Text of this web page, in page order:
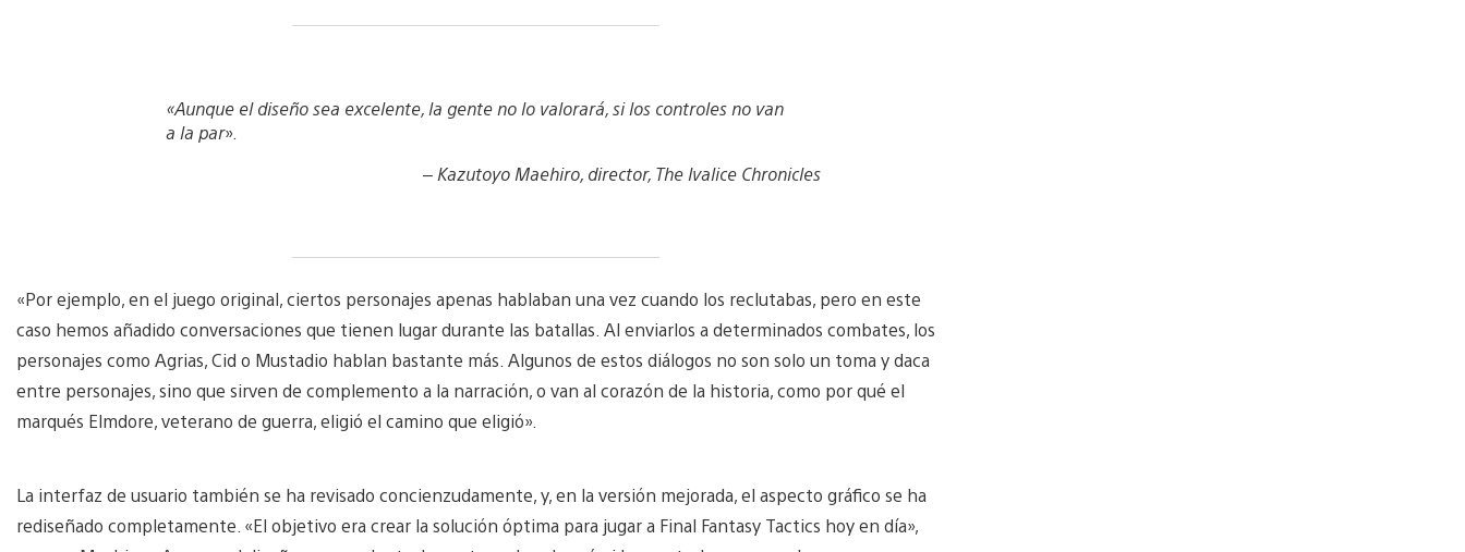
«Aunque el diseño sea excelente, la gente no lo valorará, si los controles no van
a la par».
– Kazutoyo Maehiro, director, The Ivalice Chronicles
«Por ejemplo, en el juego original, ciertos personajes apenas hablaban una vez cuando los reclutabas, pero en este
caso hemos añadido conversaciones que tienen lugar durante las batallas. Al enviarlos a determinados combates, los
personajes como Agrias, Cid o Mustadio hablan bastante más. Algunos de estos diálogos no son solo un toma y daca
entre personajes, sino que sirven de complemento a la narración, o van al corazón de la historia, como por qué el
marqués Elmdore, veterano de guerra, eligió el camino que eligió».
La interfaz de usuario también se ha revisado concienzudamente, y, en la versión mejorada, el aspecto gráfico se ha
rediseñado completamente. «El objetivo era crear la solución óptima para jugar a Final Fantasy Tactics hoy en día»,